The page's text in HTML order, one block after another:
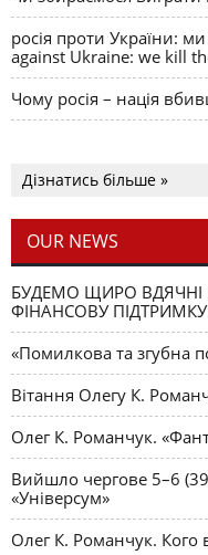
росія проти України:
against Ukraine: we kill
Чому росія – нація
Дізнатись більше »
OUR NEWS
БУДЕМО ЩИРО ВДЯЧНІ
ФІНАНСОВУ
«Помилкова та згубна
Вітання Олегу К.
Олег К. Романчук.
Вийшло чергове 5–6
«Універсум»
Олег К. Романчук.